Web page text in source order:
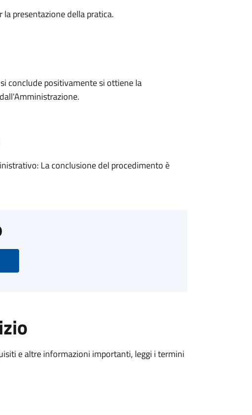
presentazione della pratica.
conclude positivamente si ottiene la
La conclusione del procedimento è
e altre informazioni importanti, leggi i termini